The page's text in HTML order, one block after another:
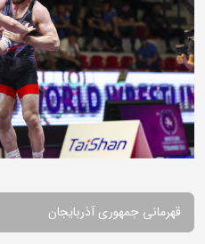
قهرمانی جمهوری آذربایجان